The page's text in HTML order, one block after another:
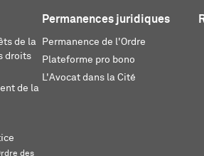
de la
droits
de la
des
Permanences juridiques
Permanence de l'Ordre
Plateforme pro bono
L'Avocat dans la Cité